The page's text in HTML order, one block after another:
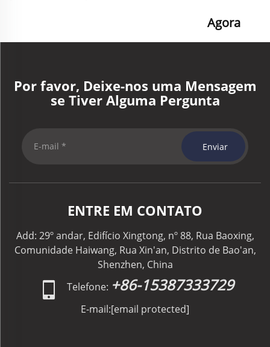
Agora
Por favor, Deixe-nos uma Mensagem
se Tiver Alguma Pergunta
Enviar
ENTRE EM CONTATO
Add: 29º andar, Edifício Xingtong, nº 88, Rua Baoxing,
Comunidade Haiwang, Rua Xin'an, Distrito de Bao'an,
Shenzhen, China
Telefone: +86-15387333729
E-mail:[email protected]